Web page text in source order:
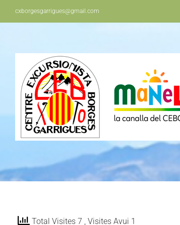
cxborgesgarrigues@gmail.com
Total Visites 7 , Visites Avui 1